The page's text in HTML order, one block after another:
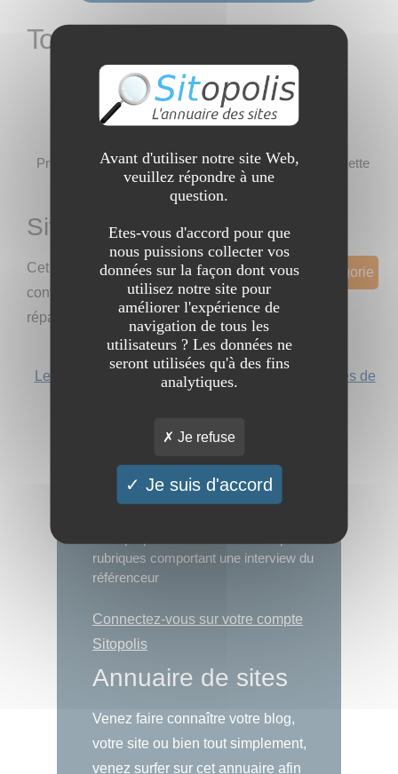
Tourisme Clubs
Profitez-en pour y ajouter votre site s'il correspond à cette
catégorie
Sites et Catégories
Proposer un Site dans cette catégorie
Cet annuaire
contient 0 sites
répartis dans cette catégorie
Les mots-clef les plus recherchés
Les catégories de
Sitopolis
Sitopolis.com, la cité des sites est un
rubriques comportant une interview du
référenceur
Connectez-vous sur votre compte
Sitopolis
Annuaire de sites
Venez faire connaître votre blog,
votre site ou bien tout simplement,
venez surfer sur cet annuaire afin
Avant d'utiliser notre site Web,
veuillez répondre à une
question.
Etes-vous d'accord pour que
nous puissions collecter vos
données sur la façon dont vous
utilisez notre site pour
améliorer l'expérience de
navigation de tous les
utilisateurs ? Les données ne
seront utilisées qu'à des fins
analytiques.
Je refuse
Je suis d'accord